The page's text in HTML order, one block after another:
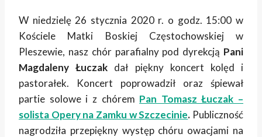
W niedzielę 26 stycznia 2020 r. o godz. 15:00 w
Kościele Matki Boskiej Częstochowskiej w
Pleszewie, nasz chór parafialny pod dyrekcją Pani
Magdaleny Łuczak dał piękny koncert kolęd i
pastorałek. Koncert poprowadził oraz śpiewał
partie solowe i z chórem Pan Tomasz Łuczak –
solista Opery na Zamku w Szczecinie. Publiczność
nagrodziła przepiękny występ chóru owacjami na